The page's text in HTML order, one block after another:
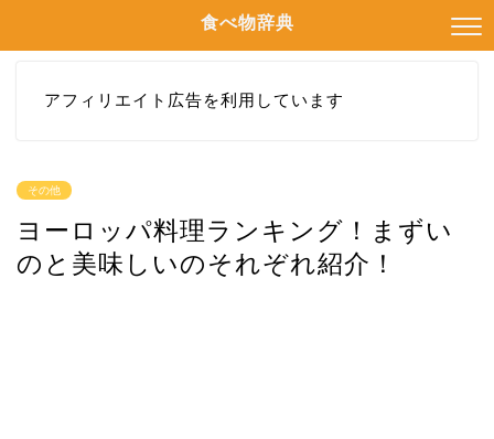
食べ物辞典
アフィリエイト広告を利用しています
その他
ヨーロッパ料理ランキング！まずい
のと美味しいのそれぞれ紹介！